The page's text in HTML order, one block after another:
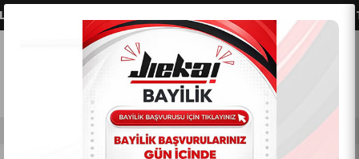
VADE FARKSIZ 2 - 3 - 4
Mobil Menü
Mobil Menü
Mobil Menü